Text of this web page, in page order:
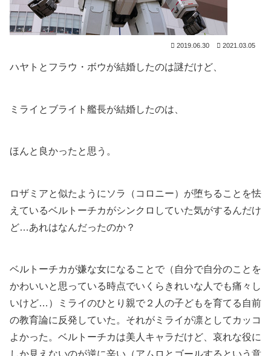
2019.06.30 2021.03.05
ハヤトとフラウ・ボウが結婚したのは謎だけど、
ミライとブライト艦長が結婚したのは、
ほんと良かったと思う。
ロザミアと似たようにソラ（コロニー）が堕ちることを怯
えているベルトーチカがシンクロしていた気がするんだけ
ど…あれはなんだったのか？
ベルトーチカが嫌な女になることで（自分で自分のことを
かわいいと思っている時点でいくらきれいな人でも痛々し
いけど…）ミライのひとり親で２人の子どもを育てる自前
の教育論に反発していた。それがミライが凛としてカッコ
よかった。ベルトーチカは美人キャラだけど、哀れな役に